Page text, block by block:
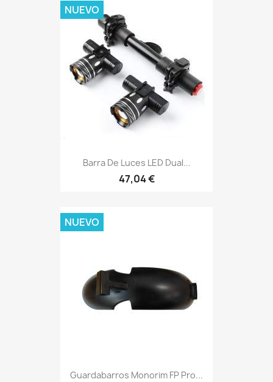
Barra De Luces LED Dual...
47,04 €
NUEVO
Guardabarros Monorim FP Pro...
NUEVO